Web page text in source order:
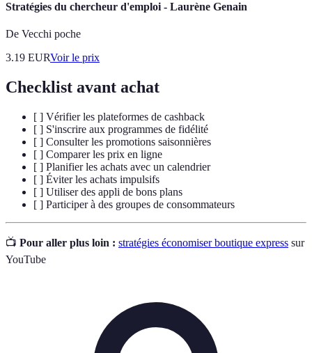
Stratégies du chercheur d'emploi - Laurène Genain
De Vecchi poche
3.19 EURVoir le prix
Checklist avant achat
[ ] Vérifier les plateformes de cashback
[ ] S'inscrire aux programmes de fidélité
[ ] Consulter les promotions saisonnières
[ ] Comparer les prix en ligne
[ ] Planifier les achats avec un calendrier
[ ] Éviter les achats impulsifs
[ ] Utiliser des appli de bons plans
[ ] Participer à des groupes de consommateurs
📺 Pour aller plus loin : stratégies économiser boutique express sur
YouTube